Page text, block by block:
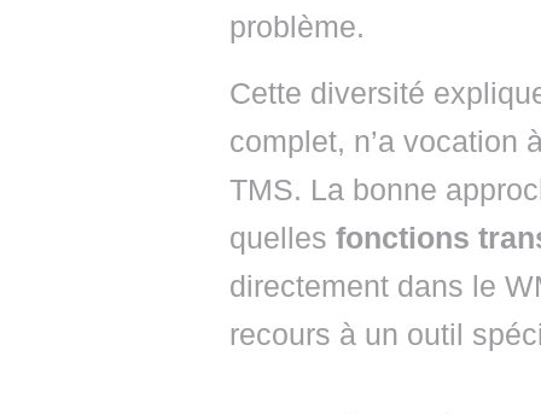
problème.
Cette diversité
complet, n’a vocation
TMS. La bonne
quelles fonctions
directement dans le
recours à un outil